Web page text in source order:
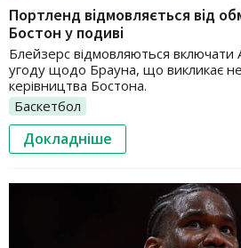
Портленд відмовляється від
Бостон у подиві
Блейзерс відмовляються включати
угоду щодо Брауна, що викликає
керівництва Бостона.
Баскетбол
Докладніше